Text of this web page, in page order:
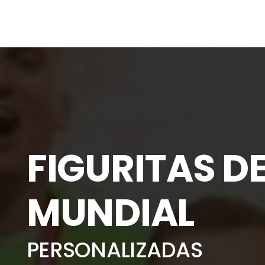
FIGURITAS
MUNDIAL
PERSONALIZADAS